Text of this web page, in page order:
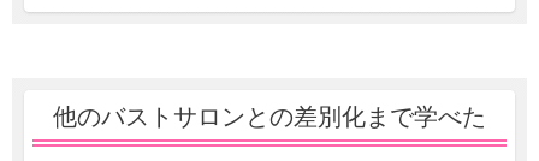
他のバストサロンとの差別化まで学べた